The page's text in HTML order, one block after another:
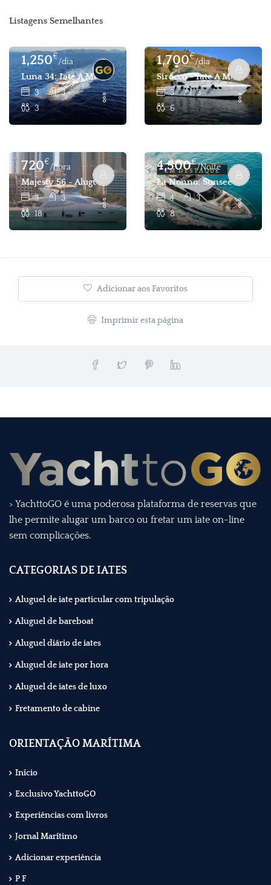
Listagens Semelhantes
1,250€
/dia
Luna 34: Iate A Motor Azimut 47 6 Pax Para Aluguel Em
3
3
3
1,700€
/dia
Sirocco - Iate A Motor De
3
3
6
720€
/hora
Majesty 56 - Aluguel De Iate Com 3 Cabines E 18
3
3
18
EM DESTAQUE
4,500€
/Noite
La Nonno: Sunseeker
4
3
8
Adicionar aos Favoritos
Imprimir esta página
> YachttoGO é uma poderosa plataforma de reservas que
lhe permite alugar um barco ou fretar um iate on-line
sem complicações.
CATEGORIAS DE IATES
Aluguel de iate particular com tripulação
Aluguel de bareboat
Aluguel diário de iates
Aluguel de iate por hora
Aluguel de iates de luxo
Fretamento de cabine
ORIENTAÇÃO MARÍTIMA
Início
Exclusivo YachttoGO
Experiências com livros
Jornal Marítimo
Adicionar experiência
P F